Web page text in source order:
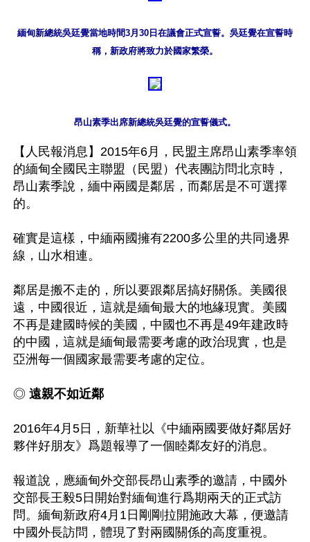
緬甸新總統吳廷覺當地時間3月30日在議會正式宣誓。吳廷覺在宣誓時
稱，新政府將致力於國家繁榮。
昂山素季出席新總統吳廷覺的宣誓儀式。
【人民報消息】2015年6月，民盟主席昂山素季率領
的緬甸全國民主聯盟（民盟）代表團訪問北京時，
昂山素季說，緬中兩國是鄰居，而鄰居是不可選擇
的。
確實是這樣，中緬兩國擁有2200多公里的共同邊界
線，山水相連。
鄰居是搬不走的，所以要跟鄰居搞好關係。美國很
遠，中國很近，這就是緬甸最大的地緣現實。美國
不再是建國時候的美國，中國也不再是49年建政時
的中國，這就是緬甸最需要考慮的政治現實，也是
亞洲每一個國家最需要考慮的定位。
◎ 遠親不如近鄰
2016年4月5日，新華社以《中緬兩國要做好鄰居好
夥伴好朋友》爲題報導了一個睦鄰友好的消息。
報道說，應緬甸外交部長昂山素季的邀請，中國外
交部長王毅5日開始對緬甸進行爲期兩天的正式訪
問。緬甸新政府4月1日剛剛拉開施政大幕，便邀請
中國外長訪問，體現了對兩國關係的高度重視。